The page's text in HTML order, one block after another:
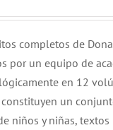
era:
32.000.
es:
$ 31.000.
completos de
por un equipo de
en 12
un
niños y niñas,